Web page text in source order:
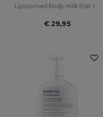
Liposomed body milk that relieves itching and redness of skin irritations
€ 29,95